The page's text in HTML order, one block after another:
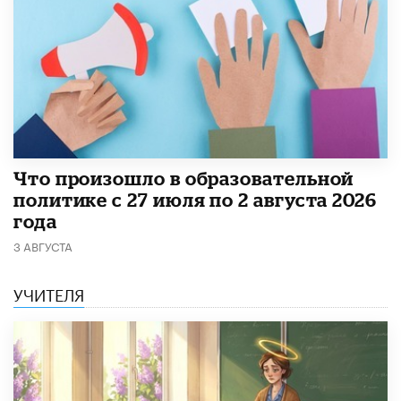
​Что произошло в образовательной
политике с 27 июля по 2 августа 2026
года
3 АВГУСТА
УЧИТЕЛЯ